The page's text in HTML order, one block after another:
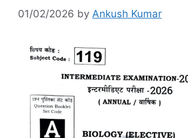
01/02/2026 by Ankush Kumar